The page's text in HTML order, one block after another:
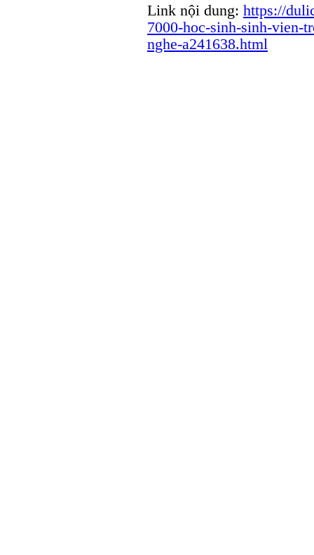
Link nội dung: https://
7000-hoc-sinh-sinh-vien-
nghe-a241638.html